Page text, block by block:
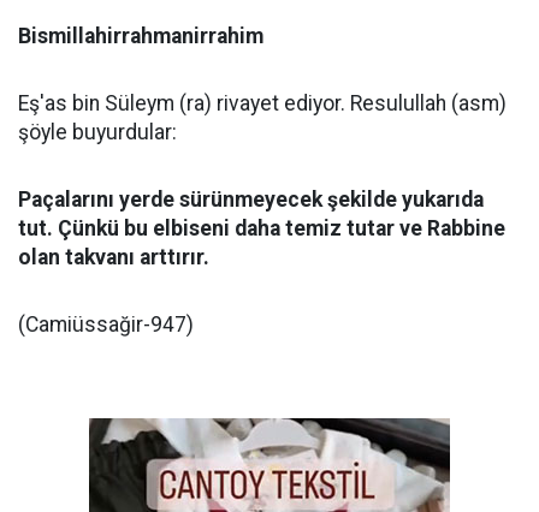
Bismillahirrahmanirrahim
Eş'as bin Süleym (ra) rivayet ediyor. Resulullah (asm)
şöyle buyurdular:
Paçalarını yerde sürünmeyecek şekilde yukarıda
tut. Çünkü bu elbiseni daha temiz tutar ve Rabbine
olan takvanı arttırır.
(Camiüssağir-947)